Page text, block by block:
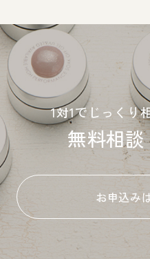
1対1でじっくり
無料相
お申込み